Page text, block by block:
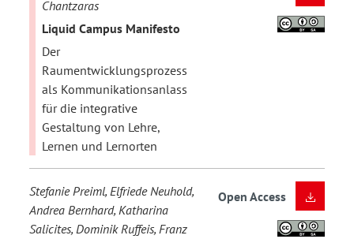
Chantzaras
Liquid Campus Manifesto
Der
Raumentwicklungsprozess
als Kommunikationsanlass
für die integrative
Gestaltung von Lehre,
Lernen und Lernorten
Stefanie Preiml, Elfriede Neuhold,
Andrea Bernhard, Katharina
Salicites, Dominik Ruffeis, Franz
Open Access